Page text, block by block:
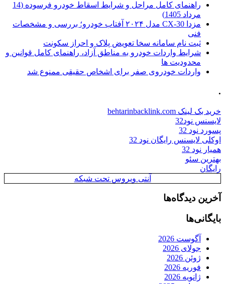
راهنمای کامل مراحل و شرایط اسقاط خودرو فرسوده (14
مرداد 1405)
مزدا CX-30 مدل ۲۰۲۴ آفتاب خودرو؛ بررسی و مشخصات
فنی
ثبت نام سامانه سخا تعویض پلاک و احراز سکونت
شرایط واردات خودرو به مناطق آزاد، راهنمای کامل قوانین و
محدودیت ها
واردات خودروی صفر برای اشخاص حقیقی ممنوع شد
.
خرید بک لینک behtarinbacklink.com
لایسنس نود32
پسورد نود 32
اوکلی لایسنس رایگان نود 32
همیار نود 32
بهترین سئو
رایگان
آنتی ویروس تحت شبکه
آخرین دیدگاه‌ها
بایگانی‌ها
آگوست 2026
جولای 2026
ژوئن 2026
فوریه 2026
ژانویه 2026